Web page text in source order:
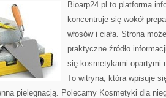
Bioarp24.pl to platforma
koncentruje się wokół
włosów i ciała. Strona
praktyczne źródło
się kosmetykami opartymi
To witryna, która wpisuje
pielęgnacją. Polecamy Kosmetyki dla